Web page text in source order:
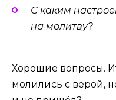
С каким
на молитву?
Хорошие вопросы.
молились с верой,